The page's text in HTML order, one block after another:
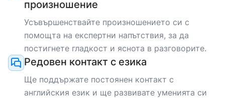
НОСИТЕЛ НА ЕЗИКА
Christian
englishMother tongue
НОСИТЕЛ НА ЕЗИКА
произношение
Усъвършенствайте произношението си с
помощта на експертни напътствия, за да
постигнете гладкост и яснота в разговорите.
Редовен контакт с езика
Ще поддържате постоянен контакт с
английския език и ще развивате уменията си